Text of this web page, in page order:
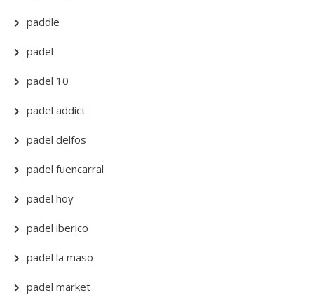
paddle
padel
padel 10
padel addict
padel delfos
padel fuencarral
padel hoy
padel iberico
padel la maso
padel market